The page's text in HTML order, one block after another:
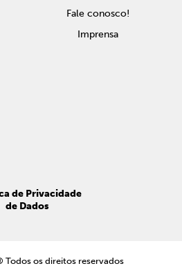
Fale conosco!
Imprensa
de Privacidade
de Dados
os direitos reservados